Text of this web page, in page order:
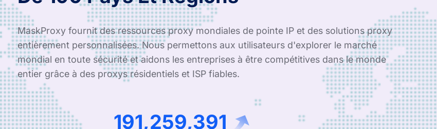
MaskProxy fournit des ressources proxy mondiales de pointe IP et des solutions proxy
entièrement personnalisées. Nous permettons aux utilisateurs d'explorer le marché
mondial en toute sécurité et aidons les entreprises à être compétitives dans le monde
entier grâce à des proxys résidentiels et ISP fiables.
291,046,900